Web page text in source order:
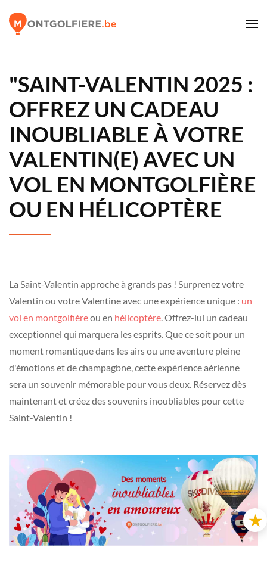
"SAINT-VALENTIN 2025 :
OFFREZ UN CADEAU
INOUBLIABLE À VOTRE
VALENTIN(E) AVEC UN
VOL EN MONTGOLFIÈRE
OU EN HÉLICOPTÈRE
La Saint-Valentin approche à grands pas ! Surprenez votre
Valentin ou votre Valentine avec une expérience unique : un
vol en montgolfièreou en hélicoptère. Offrez-lui un cadeau
exceptionnel qui marquera les esprits. Que ce soit pour un
moment romantique dans les airs ou une aventure pleine
d'émotions et de champagbne, cette expérience aérienne
sera un souvenir mémorable pour vous deux. Réservez dès
maintenant et créez des souvenirs inoubliables pour cette
Saint-Valentin !
★